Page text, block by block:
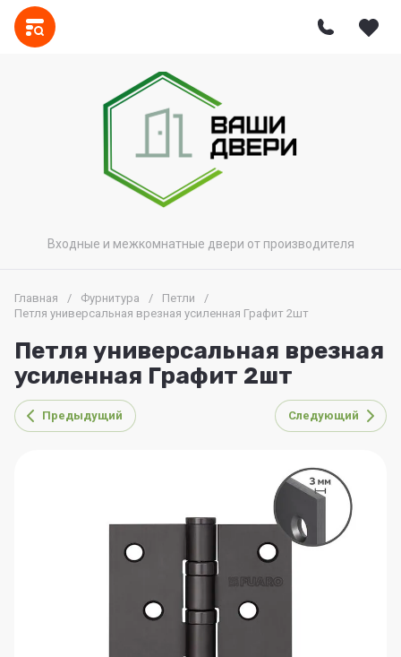
Входные и межкомнатные двери от производителя
Главная / Фурнитура / Петли
/
Петля универсальная врезная усиленная Графит 2шт
Петля универсальная врезная
усиленная Графит 2шт
Предыдущий Следующий